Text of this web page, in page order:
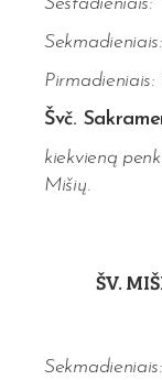
Sekmadieniais:
Pirmadieniais:
Švč.
kiekvieną
Mišių.
ŠV.
Sekmadieniais: